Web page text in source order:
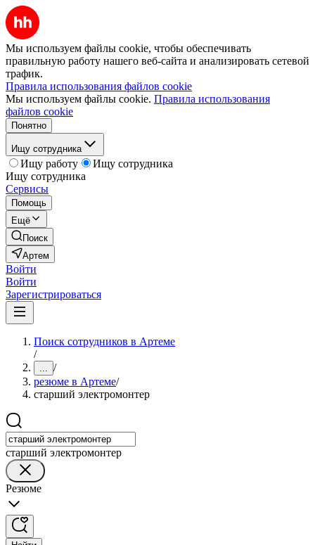
Мы используем файлы cookie, чтобы обеспечивать
правильную работу нашего веб-сайта и анализировать сетевой
трафик.
Правила использования файлов cookie
Мы используем файлы cookie. Правила использования
файлов cookie
Понятно
Ищу сотрудника
Ищу работу
Ищу сотрудника
Ищу сотрудника
Сервисы
Помощь
Ещё
Поиск
Артем
Войти
Войти
Зарегистрироваться
Поиск сотрудников в Артеме
/
... /
резюме в Артеме/
старший электромонтер
старший электромонтер
Резюме